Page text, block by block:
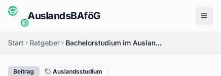
AuslandsBAföG
Start Ratgeber Bachelorstudium im Ausland absolvieren
Beitrag Auslandsstudium